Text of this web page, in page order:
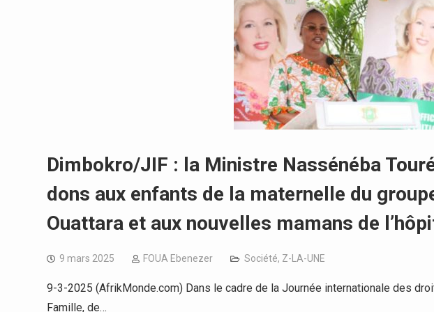
Dimbokro/JIF : la Ministre Nassénéba
dons aux enfants de la maternelle du
Ouattara et aux nouvelles mamans de
9 mars 2025 FOUA Ebenezer Société, Z-LA-UNE
9-3-2025 (AfrikMonde.com) Dans le cadre de la Journée internationale des
Famille, de…